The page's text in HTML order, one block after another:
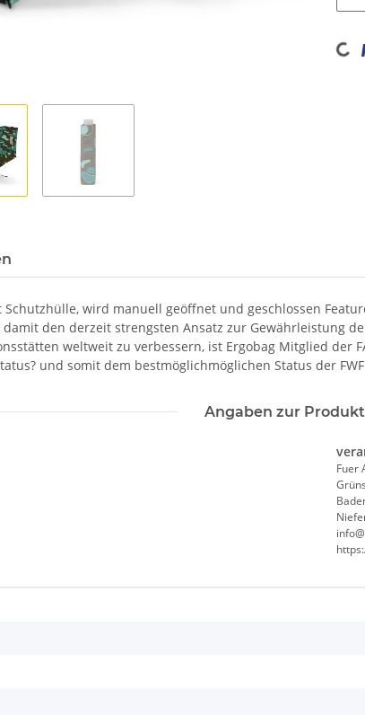
wird manuell geöffnet und geschlossen
den derzeit strengsten Ansatz zur Gewährleistung
weltweit zu verbessern, ist Ergobag Mitglied der
und somit dem bestmöglichmöglichen Status der
Angaben zur
Fuer